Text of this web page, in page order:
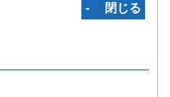
‐ 閉じる